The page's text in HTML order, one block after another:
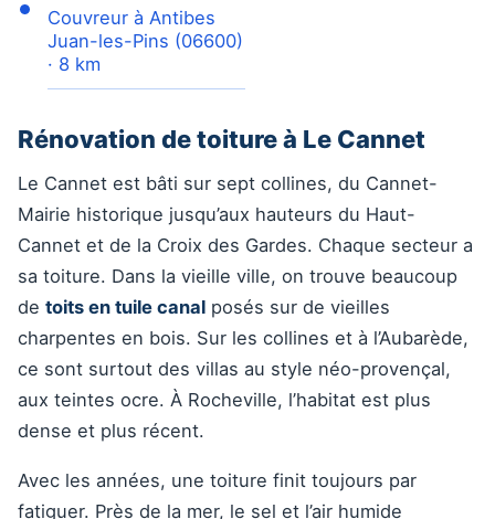
Couvreur à Antibes
Juan-les-Pins (06600)
· 8 km
Rénovation de toiture à Le Cannet
Le Cannet est bâti sur sept collines, du Cannet-
Mairie historique jusqu’aux hauteurs du Haut-
Cannet et de la Croix des Gardes. Chaque secteur a
sa toiture. Dans la vieille ville, on trouve beaucoup
de toits en tuile canal posés sur de vieilles
charpentes en bois. Sur les collines et à l’Aubarède,
ce sont surtout des villas au style néo-provençal,
aux teintes ocre. À Rocheville, l’habitat est plus
dense et plus récent.
Avec les années, une toiture finit toujours par
fatiguer. Près de la mer, le sel et l’air humide